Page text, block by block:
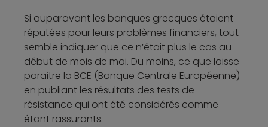
Si auparavant les banques grecques étaient
réputées pour leurs problèmes financiers, tout
semble indiquer que ce n’était plus le cas au
début de mois de mai. Du moins, ce que laisse
paraitre la BCE (Banque Centrale Européenne)
en publiant les résultats des tests de
résistance qui ont été considérés comme
étant rassurants.